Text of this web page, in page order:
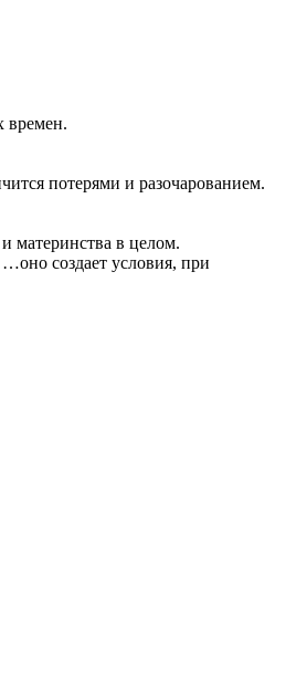
времен.
потерями и разочарованием.
материнства в целом.
создает условия, при